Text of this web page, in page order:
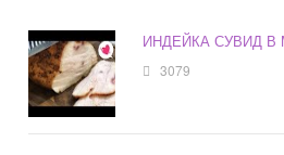
ИНДЕЙКА СУВИД В
3079